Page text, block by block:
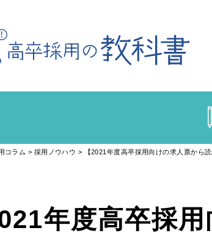
コラム 採用ノウハウ 【2021年度高卒採用向けの求人票から
年度高卒採